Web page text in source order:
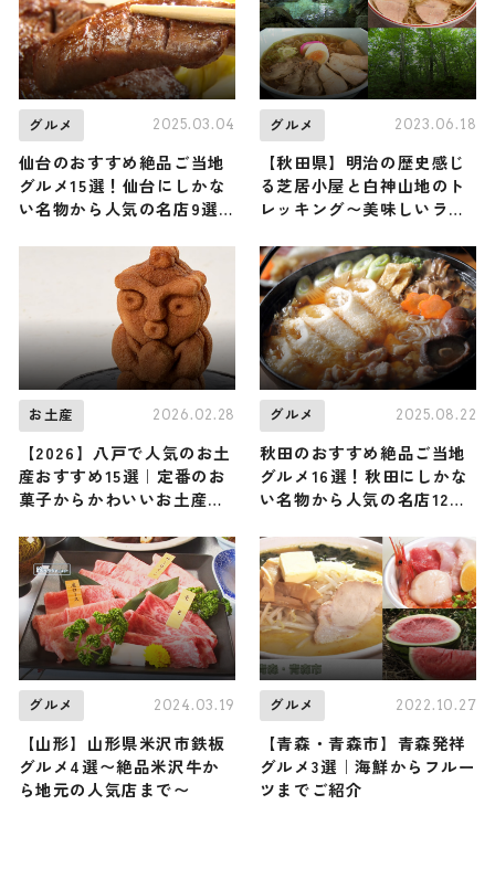
グルメ 2025.03.04
仙台のおすすめ絶品ご当地
グルメ15選！仙台にしかな
い名物から人気の名店9選
グルメ 2023.06.18
【秋田県】明治の歴史感じ
る芝居小屋と白神山地のト
レッキング〜美味しいラー
お土産 2026.02.28
【2026】八戸で人気のお土
産おすすめ15選｜定番のお
菓子からかわいいお土産・
グルメ 2025.08.22
秋田のおすすめ絶品ご当地
グルメ16選！秋田にしかな
い名物から人気の名店12選
グルメ 2024.03.19
【山形】山形県米沢市鉄板
グルメ4選〜絶品米沢牛か
ら地元の人気店まで〜
グルメ 2022.10.27
【青森・青森市】青森発祥
グルメ3選｜海鮮からフルー
ツまでご紹介